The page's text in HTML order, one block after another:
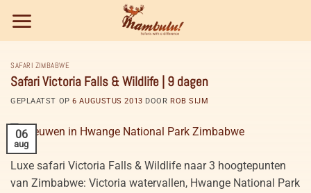
naar
inhoud
SAFARI ZIMBABWE
Safari Victoria Falls & Wildlife | 9 dagen
GEPLAATST OP6 AUGUSTUS 2013 DOOR ROB SIJM
06
aug
Luxe safari Victoria Falls & Wildlife naar 3 hoogtepunten
van Zimbabwe: Victoria watervallen, Hwange National Park